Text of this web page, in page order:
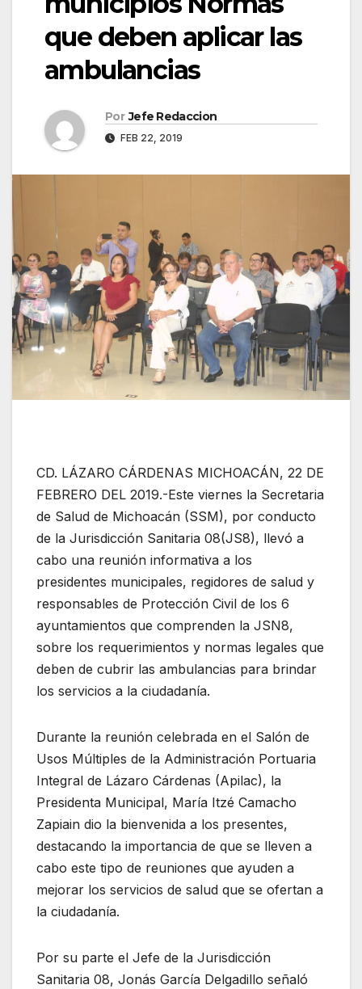
que deben aplicar las
ambulancias
Por Jefe Redaccion
FEB 22, 2019
CD. LÁZARO CÁRDENAS MICHOACÁN, 22 DE
FEBRERO DEL 2019.-Este viernes la Secretaria
de Salud de Michoacán (SSM), por conducto
de la Jurisdicción Sanitaria 08(JS8), llevó a
cabo una reunión informativa a los
presidentes municipales, regidores de salud y
responsables de Protección Civil de los 6
ayuntamientos que comprenden la JSN8,
sobre los requerimientos y normas legales que
deben de cubrir las ambulancias para brindar
los servicios a la ciudadanía.
Durante la reunión celebrada en el Salón de
Usos Múltiples de la Administración Portuaria
Integral de Lázaro Cárdenas (Apilac), la
Presidenta Municipal, María Itzé Camacho
Zapiain dio la bienvenida a los presentes,
destacando la importancia de que se lleven a
cabo este tipo de reuniones que ayuden a
mejorar los servicios de salud que se ofertan a
la ciudadanía.
Por su parte el Jefe de la Jurisdicción
Sanitaria 08, Jonás García Delgadillo señaló